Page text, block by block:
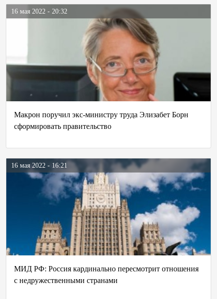
16 мая 2022 - 20:32
Макрон поручил экс-министру труда Элизабет Борн
сформировать правительство
16 мая 2022 - 16:21
МИД РФ: Россия кардинально пересмотрит отношения
с недружественными странами